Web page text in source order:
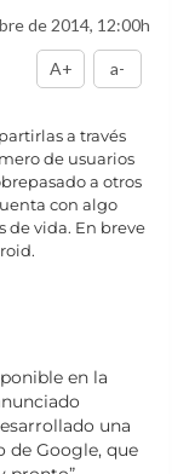
de 2014, 12:00h
A+ a-
a través
de usuarios
a otros
con algo
de vida. En breve
en la
una
de Google, que